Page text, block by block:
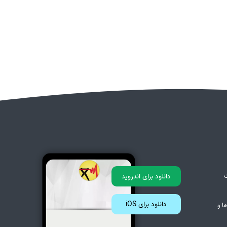
و
دانلود برای اندروید
دانلود برای iOS